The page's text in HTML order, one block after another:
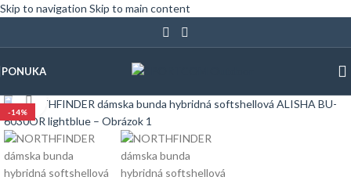
Skip to navigation Skip to main content
PONUKA
-14%
Klinite pre zväčšenie